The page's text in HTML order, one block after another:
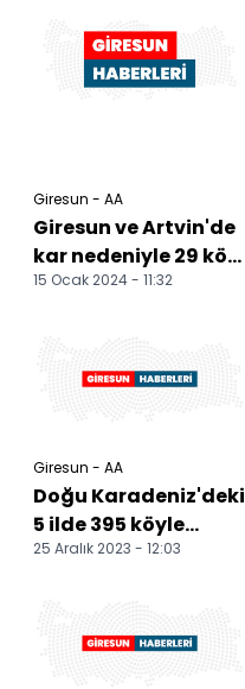
Giresun - AA
Giresun ve Artvin'de
kar nedeniyle 29 köy
yolu ulaşıma
15 Ocak 2024 - 11:32
Giresun - AA
Doğu Karadeniz'deki
5 ilde 395 köyle
ulaşım
25 Aralık 2023 - 12:03